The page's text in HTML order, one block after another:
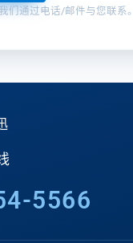
们通过电话/邮件与您联系。
5566